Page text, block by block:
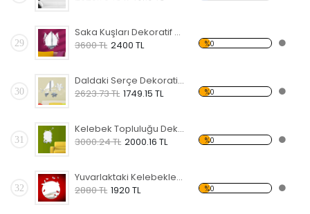
29
Saka Kuşları Dekoratif Kırılmaz Ayna
3600 TL 2400 TL %0
30
Daldaki Serçe Dekoratif Kırılmaz Ayna
2623.73 TL 1749.15 TL %0
31
Kelebek Topluluğu Dekoratif Kırılmaz Ayna
3000.24 TL 2000.16 TL %0
32
Yuvarlaktaki Kelebekler Dekoratif Kırılmaz Ayna
2880 TL 1920 TL %0